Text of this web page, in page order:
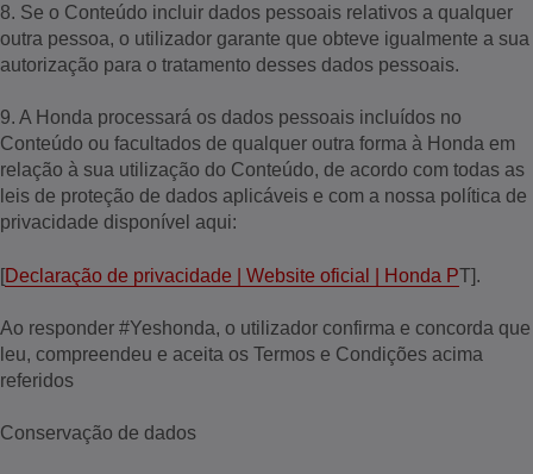
8. Se o Conteúdo incluir dados pessoais relativos a qualquer
outra pessoa, o utilizador garante que obteve igualmente a sua
autorização para o tratamento desses dados pessoais.
9. A Honda processará os dados pessoais incluídos no
Conteúdo ou facultados de qualquer outra forma à Honda em
relação à sua utilização do Conteúdo, de acordo com todas as
leis de proteção de dados aplicáveis e com a nossa política de
privacidade disponível aqui:
[Declaração de privacidade | Website oficial | Honda PT].
Ao responder #Yeshonda, o utilizador confirma e concorda que
leu, compreendeu e aceita os Termos e Condições acima
referidos
Conservação de dados